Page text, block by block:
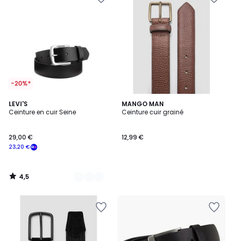
-20%*
LEVI'S
Ceinture en cuir Seine
23,20 €
29,00 €
4,5
/ 5
2
Couleurs
4,5
/
MANGO MAN
Ceinture cuir grainé
12,99 €